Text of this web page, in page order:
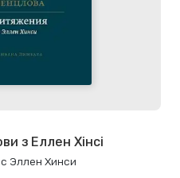
з Еллен Хінсі
Эллен Хинси